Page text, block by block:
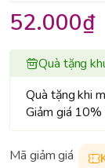
52.000₫
Quà tặng
Quà tặng khi
Giảm giá 10%
Mã giảm giá